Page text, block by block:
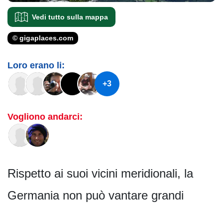
Vedi tutto sulla mappa
© gigaplaces.com
Loro erano li:
+3
Vogliono andarci:
Rispetto ai suoi vicini meridionali, la
Germania non può vantare grandi